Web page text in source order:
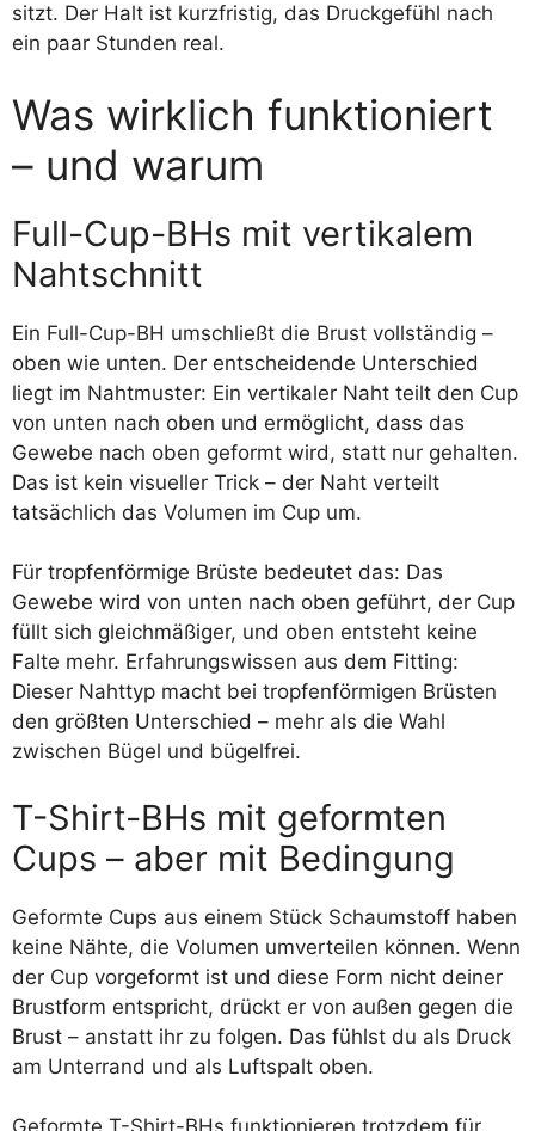
sitzt. Der Halt ist kurzfristig, das Druckgefühl nach
ein paar Stunden real.
Was wirklich funktioniert
– und warum
Full-Cup-BHs mit vertikalem
Nahtschnitt
Ein Full-Cup-BH umschließt die Brust vollständig –
oben wie unten. Der entscheidende Unterschied
liegt im Nahtmuster: Ein vertikaler Naht teilt den Cup
von unten nach oben und ermöglicht, dass das
Gewebe nach oben geformt wird, statt nur gehalten.
Das ist kein visueller Trick – der Naht verteilt
tatsächlich das Volumen im Cup um.
Für tropfenförmige Brüste bedeutet das: Das
Gewebe wird von unten nach oben geführt, der Cup
füllt sich gleichmäßiger, und oben entsteht keine
Falte mehr. Erfahrungswissen aus dem Fitting:
Dieser Nahttyp macht bei tropfenförmigen Brüsten
den größten Unterschied – mehr als die Wahl
zwischen Bügel und bügelfrei.
T-Shirt-BHs mit geformten
Cups – aber mit Bedingung
Geformte Cups aus einem Stück Schaumstoff haben
keine Nähte, die Volumen umverteilen können. Wenn
der Cup vorgeformt ist und diese Form nicht deiner
Brustform entspricht, drückt er von außen gegen die
Brust – anstatt ihr zu folgen. Das fühlst du als Druck
am Unterrand und als Luftspalt oben.
Geformte T-Shirt-BHs funktionieren trotzdem für